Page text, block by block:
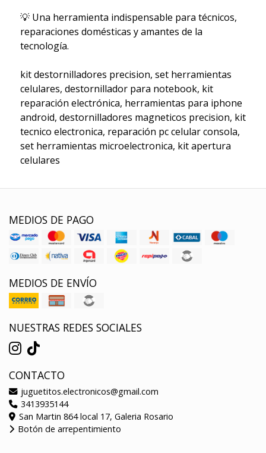
💡 Una herramienta indispensable para técnicos,
reparaciones domésticas y amantes de la
tecnología.
kit destornilladores precision, set herramientas
celulares, destornillador para notebook, kit
reparación electrónica, herramientas para iphone
android, destornilladores magneticos precision, kit
tecnico electronica, reparación pc celular consola,
set herramientas microelectronica, kit apertura
celulares
MEDIOS DE PAGO
MEDIOS DE ENVÍO
NUESTRAS REDES SOCIALES
CONTACTO
juguetitos.electronicos@gmail.com
3413935144
San Martin 864 local 17, Galeria Rosario
Botón de arrepentimiento